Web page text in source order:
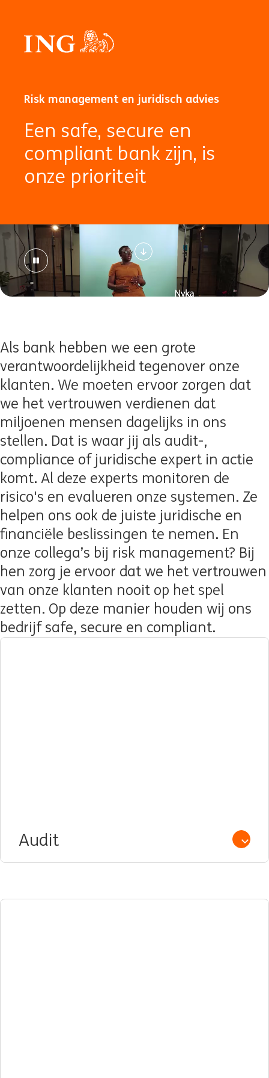
Risk management en juridisch advies
Een safe, secure en
compliant bank zijn, is
onze prioriteit
Als bank hebben we een grote
verantwoordelijkheid tegenover onze
klanten. We moeten ervoor zorgen dat
we het vertrouwen verdienen dat
miljoenen mensen dagelijks in ons
stellen. Dat is waar jij als audit-,
compliance of juridische expert in actie
komt. Al deze experts monitoren de
risico's en evalueren onze systemen. Ze
helpen ons ook de juiste juridische en
financiële beslissingen te nemen. En
onze collega’s bij risk management? Bij
hen zorg je ervoor dat we het vertrouwen
van onze klanten nooit op het spel
zetten. Op deze manier houden wij ons
bedrijf safe, secure en compliant.
Audit Open